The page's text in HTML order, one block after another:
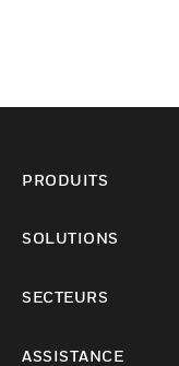
PRODUITS
SOLUTIONS
SECTEURS
ASSISTANCE